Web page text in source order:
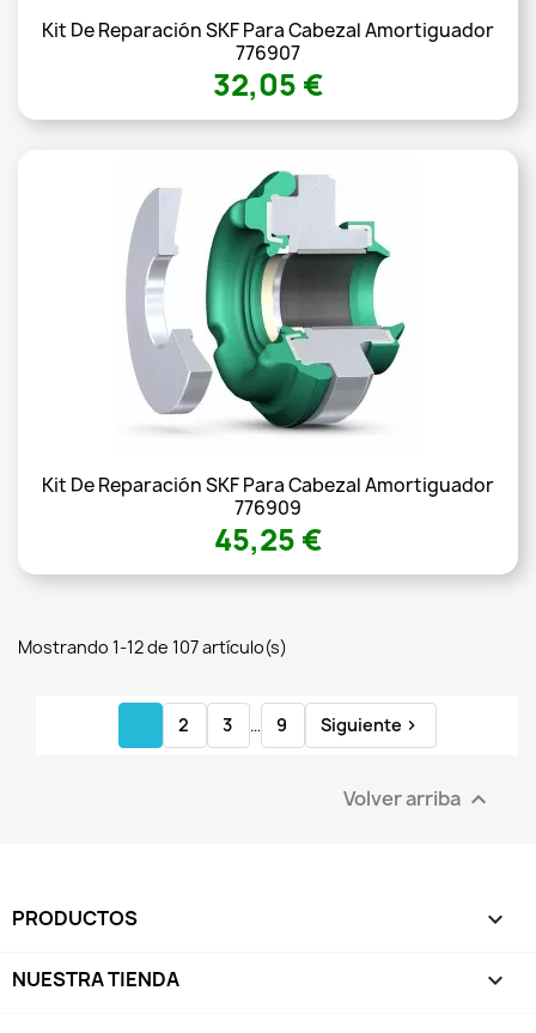
Kit De Reparación SKF Para Cabezal Amortiguador
776907
32,05 €
Kit De Reparación SKF Para Cabezal Amortiguador
776909
45,25 €
Mostrando 1-12 de 107 artículo(s)
2 3 … 9 Siguiente 
Volver arriba 
PRODUCTOS 
NUESTRA TIENDA 